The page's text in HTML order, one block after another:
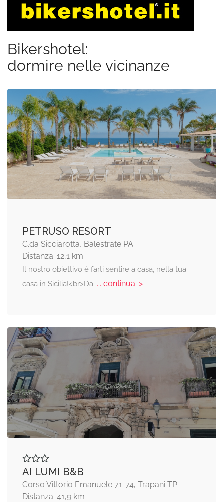
Bikershotel:
dormire nelle vicinanze
PETRUSO RESORT
C.da Sicciarotta, Balestrate PA
Distanza: 12,1 km
Il nostro obiettivo è farti sentire a casa, nella tua
casa in Sicilia!<br>Da... continua: >
AI LUMI B&B
Corso Vittorio Emanuele 71-74, Trapani TP
Distanza: 41,9 km